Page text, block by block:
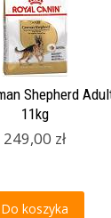
Shepherd
11kg
249,00 zł
Do koszyka